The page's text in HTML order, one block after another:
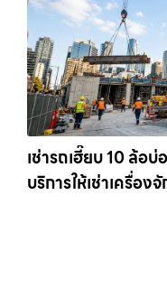
เช่ารถเฮี๊ยบ 10 ล้อ
บริการให้เช่าเครื่อ